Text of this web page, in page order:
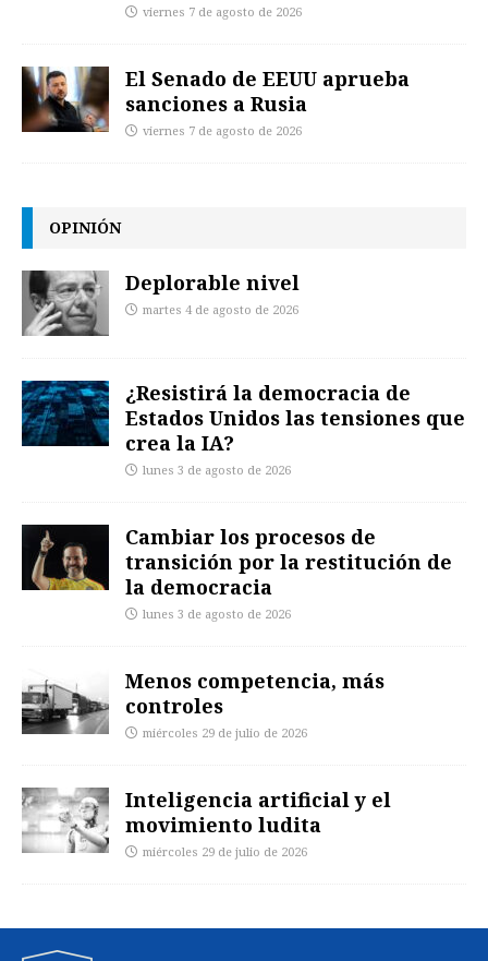
viernes 7 de agosto de 2026
El Senado de EEUU aprueba
sanciones a Rusia
viernes 7 de agosto de 2026
OPINIÓN
Deplorable nivel
martes 4 de agosto de 2026
¿Resistirá la democracia de
Estados Unidos las tensiones que
crea la IA?
lunes 3 de agosto de 2026
Cambiar los procesos de
transición por la restitución de
la democracia
lunes 3 de agosto de 2026
Menos competencia, más
controles
miércoles 29 de julio de 2026
Inteligencia artificial y el
movimiento ludita
miércoles 29 de julio de 2026